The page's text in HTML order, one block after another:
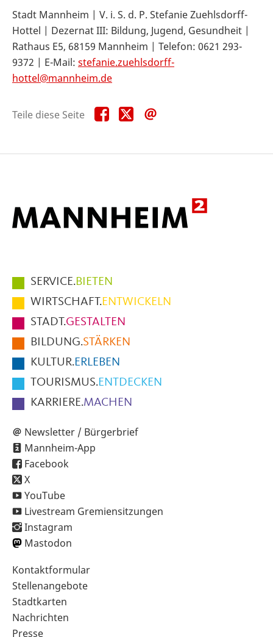
Stadt Mannheim | V. i. S. d. P. Stefanie Zuehlsdorff-
Hottel | Dezernat III: Bildung, Jugend, Gesundheit |
Rathaus E5, 68159 Mannheim | Telefon: 0621 293-
9372 | E-Mail: stefanie.zuehlsdorff-
hottel@mannheim.de
Teile diese Seite Teile
diese
Teile
diese
Hauptmenüpunkte
im
Fußbereich
der
Seite
SERVICE.BIETEN
WIRTSCHAFT.ENTWICKELN
STADT.GESTALTEN
BILDUNG.STÄRKEN
KULTUR.ERLEBEN
TOURISMUS.ENTDECKEN
KARRIERE.MACHEN
Newsletter / Bürgerbrief
Mannheim-App
Facebook
X
YouTube
Livestream Gremiensitzungen
Instagram
Mastodon
Sekundärnavigation
im
Fußbereich
Kontaktformular
Stellenangebote
Stadtkarten
Nachrichten
Presse